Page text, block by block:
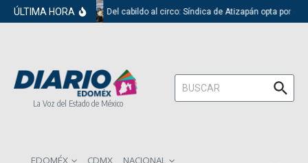
Saltar al contenido
ÚLTIMA HORA Del cabildo al circo: Síndica de Atizapán opta por el
La Voz del Estado de México
Buscar:
EDOMÉX CDMX
NACIONAL